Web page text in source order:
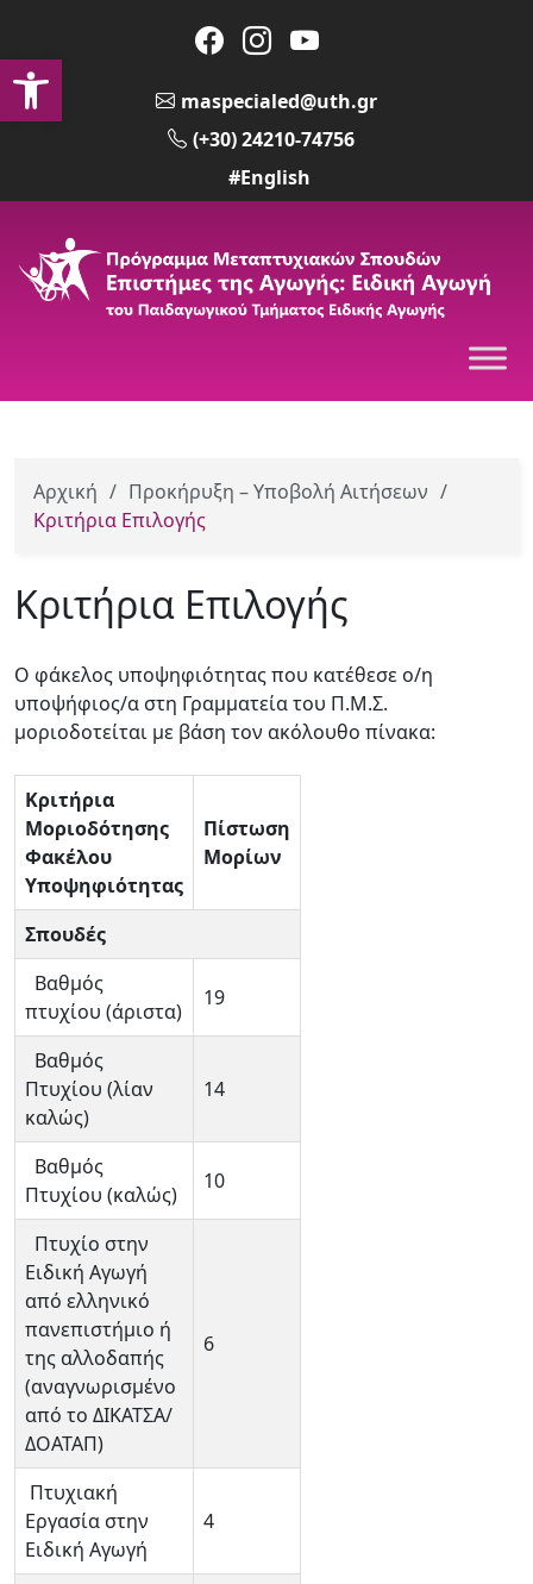
Ανοίξτε τη γραμμή εργαλείων
maspecialed@uth.gr
(+30) 24210-74756
#English
Αρχική / Προκήρυξη – Υποβολή Αιτήσεων /
Κριτήρια Επιλογής
Κριτήρια Επιλογής
Ο φάκελος υποψηφιότητας που κατέθεσε ο/η
υποψήφιος/α στη Γραμματεία του Π.Μ.Σ.
μοριοδοτείται με βάση τον ακόλουθο πίνακα:
Κριτήρια
Μοριοδότησης
Φακέλου
Υποψηφιότητας
Πίστωση
Μορίων
Σπουδές
Βαθμός
πτυχίου (άριστα)
19
Βαθμός
Πτυχίου (λίαν
καλώς)
14
Βαθμός
Πτυχίου (καλώς)
10
Πτυχίο στην
Ειδική Αγωγή
από ελληνικό
πανεπιστήμιο ή
της αλλοδαπής
(αναγνωρισμένο
από το ΔΙΚΑΤΣΑ/
ΔΟΑΤΑΠ)
6
Πτυχιακή
Εργασία στην
Ειδική Αγωγή
4